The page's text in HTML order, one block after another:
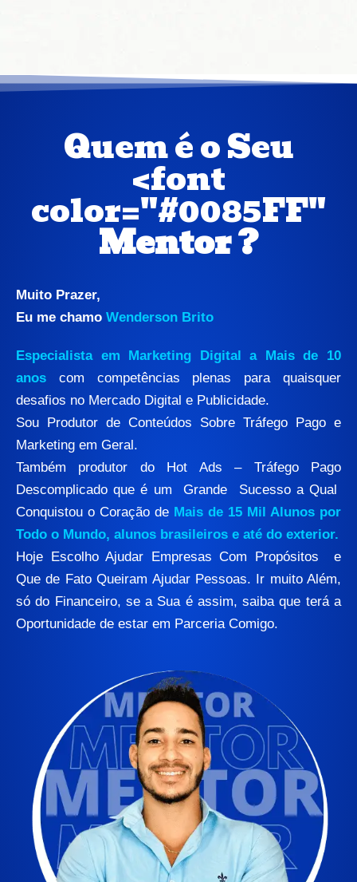
Quem é o Seu
<font
color="#0085FF"
Mentor ?
Muito Prazer,
Eu me chamo Wenderson Brito
Especialista em Marketing Digital a Mais de 10
anos com competências plenas para quaisquer
desafios no Mercado Digital e Publicidade.
Sou Produtor de Conteúdos Sobre Tráfego Pago e
Marketing em Geral.
Também produtor do Hot Ads – Tráfego Pago
Descomplicado que é um Grande Sucesso a Qual
Conquistou o Coração de Mais de 15 Mil Alunos por
Todo o Mundo, alunos brasileiros e até do exterior.
Hoje Escolho Ajudar Empresas Com Propósitos e
Que de Fato Queiram Ajudar Pessoas. Ir muito Além,
só do Financeiro, se a Sua é assim, saiba que terá a
Oportunidade de estar em Parceria Comigo.